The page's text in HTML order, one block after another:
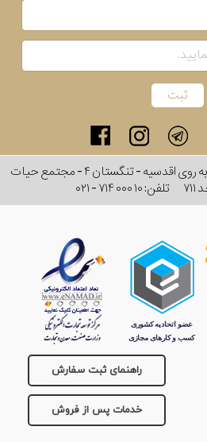
آدرس: تهران - خ پاسداران - رو به روی اقدسیه - تنگستان ۴ - مجتمع حیات
تلفن:۰۲۱ - ۷۱۴ ۰۰۰ ۱۰
راهنمای ثبت سفارش
خدمات پس از فروش